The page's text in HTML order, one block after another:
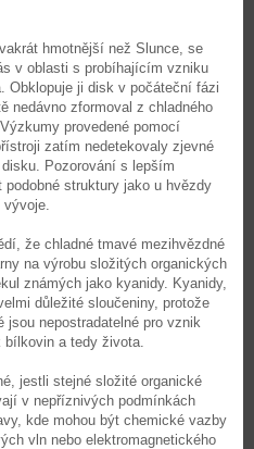
hmotnější než Slunce, se
v oblasti s probíhajícím vzniku
Obklopuje ji disk v počáteční fázi
nedávno zformoval z chladného
provedené pomocí
zatím nedetekovaly zjevné
Pozorování s lepším
struktury jako u hvězdy
vývoje.
že chladné tmavé mezihvězdné
na výrobu složitých organických
známých jako kyanidy. Kyanidy,
důležité sloučeniny, protože
nepostradatelné pro vznik
a tedy života.
jestli stejné složité organické
v nepříznivých podmínkách
kde mohou být chemické vazby
vln nebo elektromagnetického